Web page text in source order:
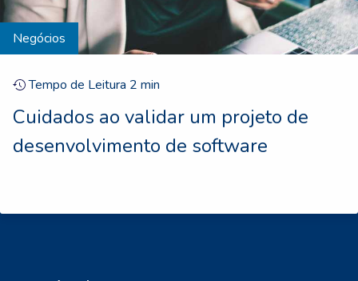
Negócios
Tempo de Leitura 2 min
Cuidados ao validar um projeto de
desenvolvimento de software